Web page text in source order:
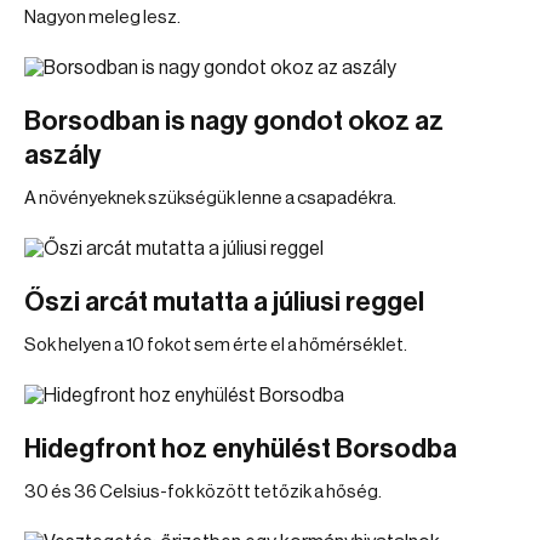
Nagyon meleg lesz.
Borsodban is nagy gondot okoz az
aszály
A növényeknek szükségük lenne a csapadékra.
Őszi arcát mutatta a júliusi reggel
Sok helyen a 10 fokot sem érte el a hőmérséklet.
Hidegfront hoz enyhülést Borsodba
30 és 36 Celsius-fok között tetőzik a hőség.